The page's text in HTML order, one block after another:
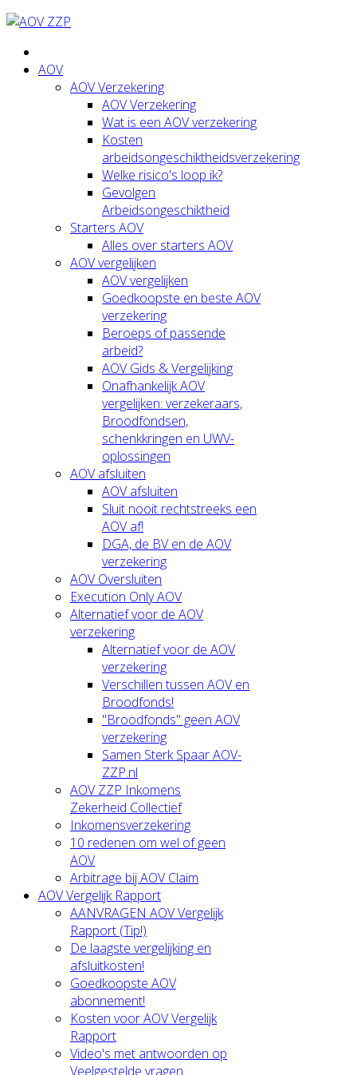
AOV
AOV Verzekering
AOV Verzekering
Wat is een AOV verzekering
Kosten
arbeidsongeschiktheidsverzekering
Welke risico's loop ik?
Gevolgen
Arbeidsongeschiktheid
Starters AOV
Alles over starters AOV
AOV vergelijken
AOV vergelijken
Goedkoopste en beste AOV
verzekering
Beroeps of passende
arbeid?
AOV Gids & Vergelijking
Onafhankelijk AOV
vergelijken: verzekeraars,
Broodfondsen,
schenkkringen en UWV-
oplossingen
AOV afsluiten
AOV afsluiten
Sluit nooit rechtstreeks een
AOV af!
DGA, de BV en de AOV
verzekering
AOV Oversluiten
Execution Only AOV
Alternatief voor de AOV
verzekering
Alternatief voor de AOV
verzekering
Verschillen tussen AOV en
Broodfonds!
"Broodfonds" geen AOV
verzekering
Samen Sterk Spaar AOV-
ZZP.nl
AOV ZZP Inkomens
Zekerheid Collectief
Inkomensverzekering
10 redenen om wel of geen
AOV
Arbitrage bij AOV Claim
AOV Vergelijk Rapport
AANVRAGEN AOV Vergelijk
Rapport (Tip!)
De laagste vergelijking en
afsluitkosten!
Goedkoopste AOV
abonnement!
Kosten voor AOV Vergelijk
Rapport
Video's met antwoorden op
Veelgestelde vragen